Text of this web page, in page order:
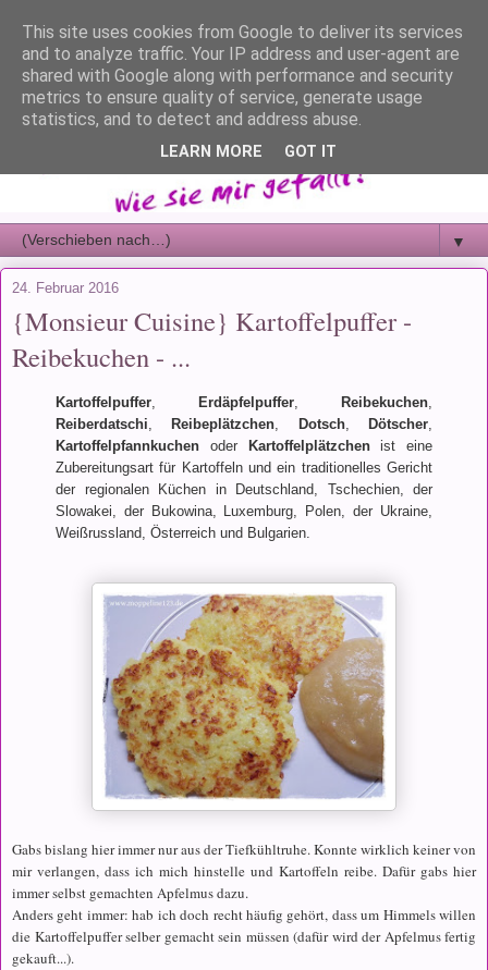
▼
24. Februar 2016
{Monsieur Cuisine} Kartoffelpuffer -
Reibekuchen - ...
Kartoffelpuffer, Erdäpfelpuffer, Reibekuchen,
Reiberdatschi, Reibeplätzchen, Dotsch, Dötscher,
Kartoffelpfannkuchen oder Kartoffelplätzchenist eine
Zubereitungsart für Kartoffeln und ein traditionelles Gericht
der regionalen Küchen in Deutschland, Tschechien, der
Slowakei, der Bukowina, Luxemburg, Polen, der Ukraine,
Weißrussland, Österreich und Bulgarien.
Gabs bislang hier immer nur aus der Tiefkühltruhe. Konnte wirklich keiner von
mir verlangen, dass ich mich hinstelle und Kartoffeln reibe. Dafür gabs hier
immer selbst gemachten Apfelmus dazu.
Anders geht immer: hab ich doch recht häufig gehört, dass um Himmels willen
die Kartoffelpuffer selber gemacht sein müssen (dafür wird der Apfelmus fertig
gekauft...).
This site uses cookies from Google to deliver its services
and to analyze traffic. Your IP address and user-agent are
shared with Google along with performance and security
metrics to ensure quality of service, generate usage
statistics, and to detect and address abuse.
LEARN MORE GOT IT